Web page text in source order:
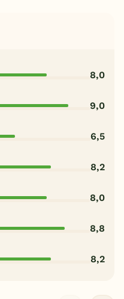
8,0
9,0
6,5
8,2
8,0
8,8
8,2